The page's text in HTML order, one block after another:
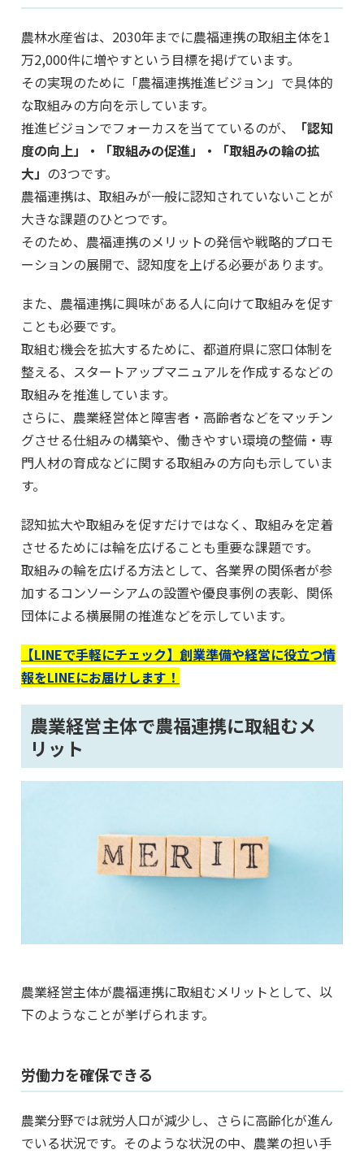
農林水産省は、2030年までに農福連携の取組主体を1
万2,000件に増やすという目標を掲げています。
その実現のために「農福連携推進ビジョン」で具体的
な取組みの方向を示しています。
推進ビジョンでフォーカスを当てているのが、
「認知
度の向上」・「取組みの促進」・「取組みの輪の拡
大」 の3つです。
農福連携は、取組みが一般に認知されていないことが
大きな課題のひとつです。
そのため、農福連携のメリットの発信や戦略的プロモ
ーションの展開で、認知度を上げる必要があります。
また、農福連携に興味がある人に向けて取組みを促す
ことも必要です。
取組む機会を拡大するために、都道府県に窓口体制を
整える、スタートアップマニュアルを作成するなどの
取組みを推進しています。
さらに、農業経営体と障害者・高齢者などをマッチン
グさせる仕組みの構築や、働きやすい環境の整備・専
門人材の育成などに関する取組みの方向も示していま
す。
認知拡大や取組みを促すだけではなく、取組みを定着
させるためには輪を広げることも重要な課題です。
取組みの輪を広げる方法として、各業界の関係者が参
加するコンソーシアムの設置や優良事例の表彰、関係
団体による横展開の推進などを示しています。
【LINEで手軽にチェック】創業準備や経営に役立つ情
報をLINEにお届けします！
農業経営主体で農福連携に取組むメ
リット
農業経営主体が農福連携に取組むメリットとして、以
下のようなことが挙げられます。
労働力を確保できる
農業分野では就労人口が減少し、さらに高齢化が進ん
でいる状況です。そのような状況の中、農業の担い手